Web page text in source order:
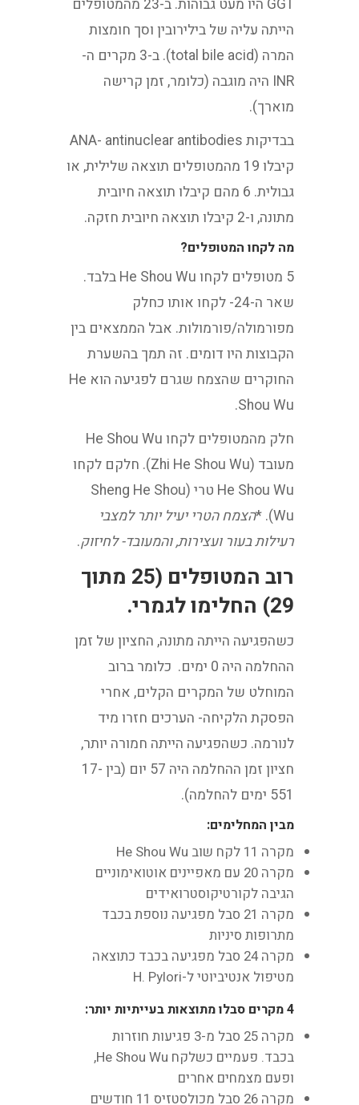
GGT היו מעט גבוהות. ב-23 מהמטופלים
הייתה עליה של בילירובין וסך חומצות
המרה (total bile acid). ב-3 מקרים ה-
INR היה מוגבה (כלומר, זמן קרישה
מוארך).
בבדיקות ANA- antinuclear antibodies
קיבלו 19 מהמטופלים תוצאה שלילית, או
גבולית. 6 מהם קיבלו תוצאה חיובית
מתונה, ו-2 קיבלו תוצאה חיובית חזקה.
מה לקחו המטופלים?
5 מטופלים לקחו He Shou Wu בלבד.
שאר ה-24- לקחו אותו כחלק
מפורמולה/פורמולות. אבל הממצאים בין
הקבוצות היו דומים. זה תמך בהשערת
החוקרים שהצמח שגרם לפגיעה הוא He
Shou Wu.
חלק מהמטופלים לקחו He Shou Wu
מעובד (Zhi He Shou Wu). חלקם לקחו
He Shou Wu טרי (Sheng He Shou
Wu). *
הצמח הטרי יעיל יותר למצבי
רעילות בעור ועצירות, והמעובד- לחיזוק.
רוב המטופלים (25 מתוך
29) החלימו לגמרי.
כשהפגיעה הייתה מתונה, החציון של זמן
ההחלמה היה 0 ימים. כלומר ברוב
המוחלט של המקרים הקלים, אחרי
הפסקת הלקיחה- הערכים חזרו מיד
לנורמה. כשהפגיעה הייתה חמורה יותר,
חציון זמן ההחלמה היה 57 יום (בין 17-
551 ימים להחלמה).
מבין המחלימים:
מקרה 11 לקח שוב He Shou Wu
מקרה 20 עם מאפיינים אוטואימוניים
הגיבה לקורטיקוסטרואידים
מקרה 21 סבל מפגיעה נוספת בכבד
מתרופות סיניות
מקרה 24 סבל מפגיעה בכבד כתוצאה
מטיפול אנטיביוטי ל-H. Pylori
4 מקרים סבלו מתוצאות בעייתיות יותר:
מקרה 25 סבל מ-3 פגיעות חוזרות
בכבד. פעמיים כשלקח He Shou Wu,
ופעם מצמחים אחרים
מקרה 26 סבל מכולסטזיס 11 חודשים